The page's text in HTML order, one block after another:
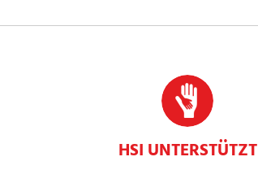
HSI UNTERSTÜTZT